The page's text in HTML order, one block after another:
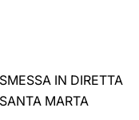
中文
IN DIRETTA
MARTA